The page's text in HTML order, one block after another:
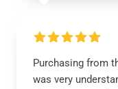
Purchasing from
was very